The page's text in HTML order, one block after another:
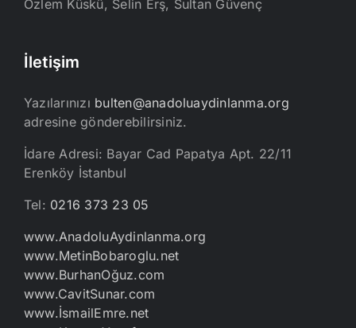
Özlem Küskü, Selin Erş, Sultan Güvenç
İletişim
Yazılarınızı bulten@anadoluaydinlanma.org
adresine gönderebilirsiniz.
İdare Adresi: Bayar Cad Papatya Apt. 22/11
Erenköy İstanbul
Tel: 0216 373 23 05
www.AnadoluAydinlanma.org
www.MetinBobaroglu.net
www.BurhanOğuz.com
www.CavitSunar.com
www.İsmailEmre.net